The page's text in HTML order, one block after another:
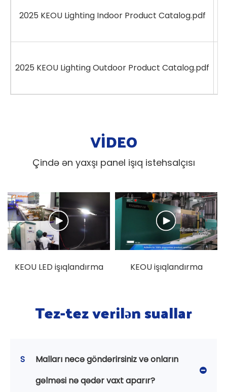
2025 KEOU Lighting Indoor Product Catalog.pdf
2025 KEOU Lighting Outdoor Product Catalog.pdf
VİDEO
Çində ən yaxşı panel işıq istehsalçısı
KEOU LED işıqlandırma
KEOU işıqlandırma
Tez-tez verilən suallar
S
Malları necə göndərirsiniz və onların
gəlməsi nə qədər vaxt aparır?